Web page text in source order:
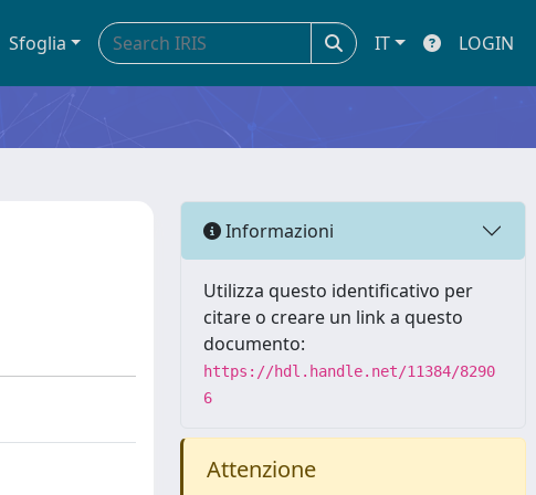
Sfoglia IT LOGIN
Informazioni
Utilizza questo identificativo per
citare o creare un link a questo
documento:
https://hdl.handle.net/11384/8290
6
Attenzione